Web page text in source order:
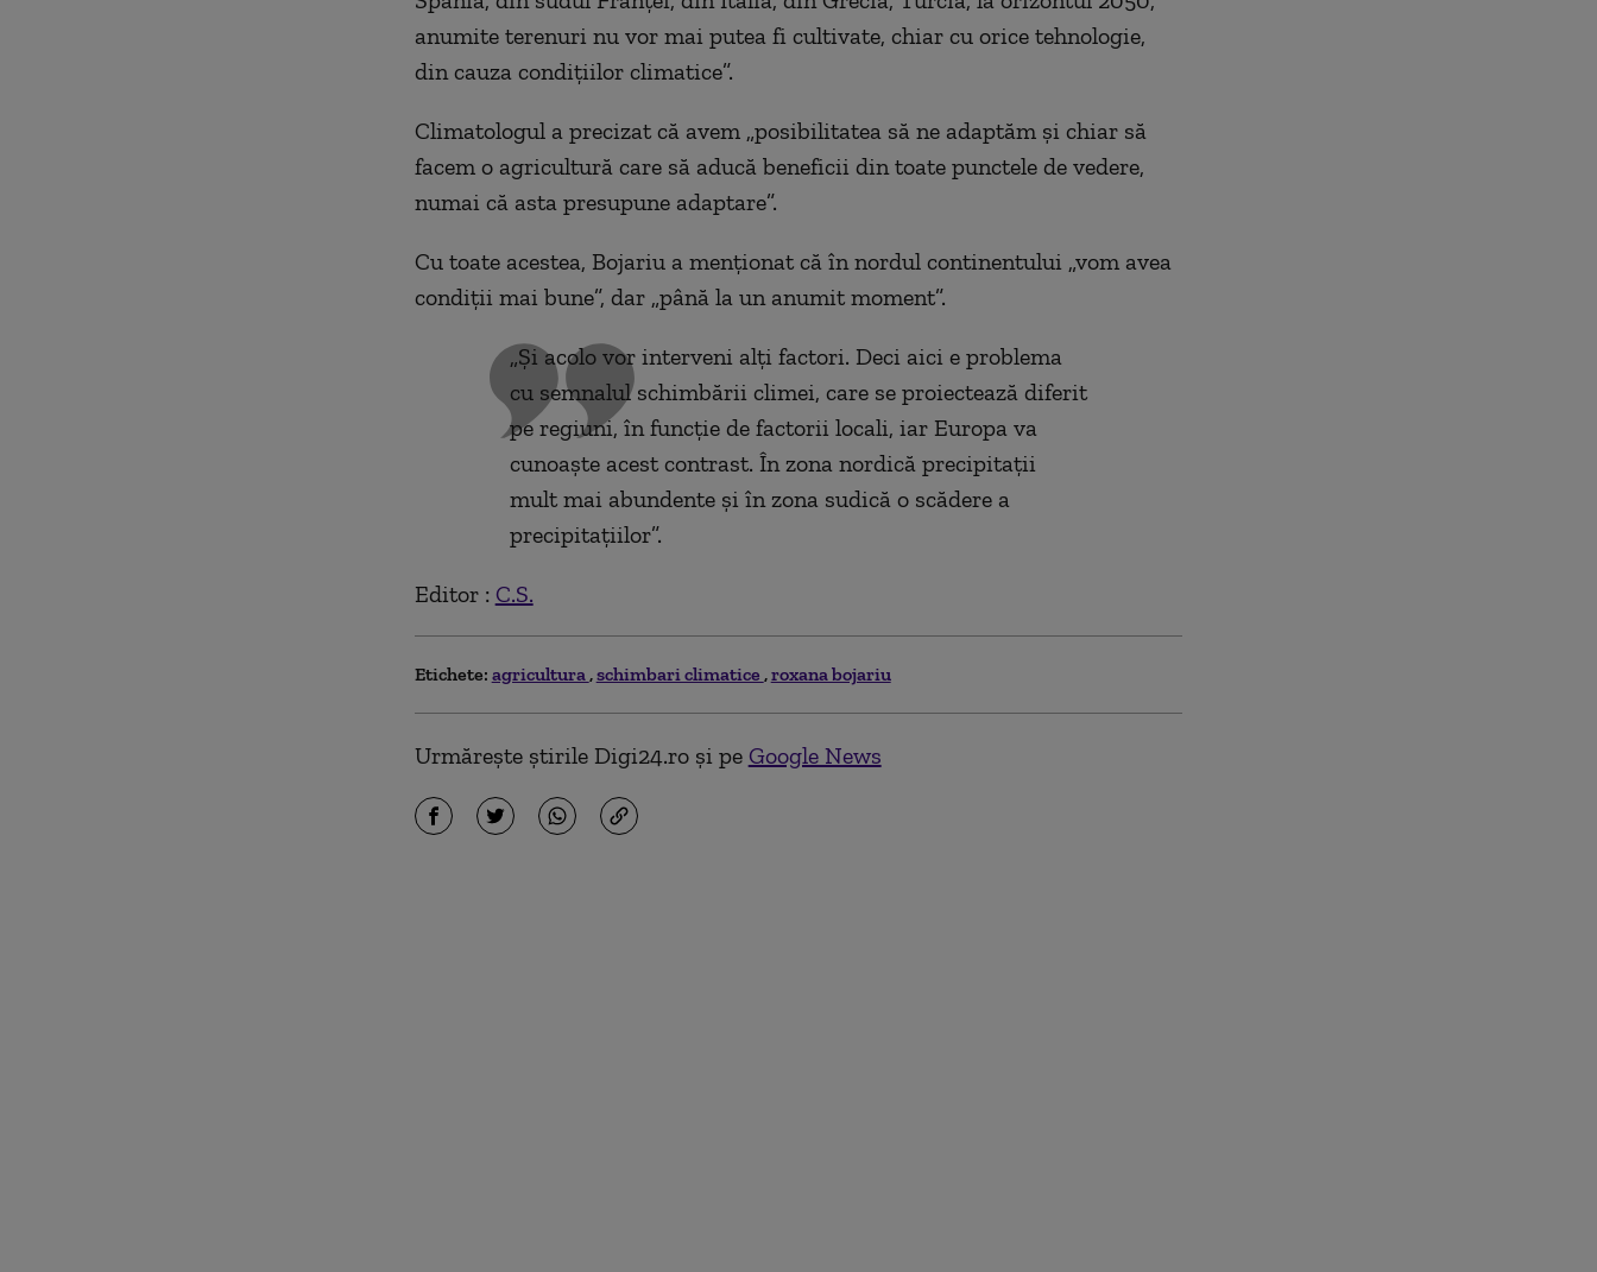
anumite terenuri nu vor mai putea fi cultivate, chiar cu orice tehnologie,
din cauza condițiilor climatice”.
Climatologul a precizat că avem „posibilitatea să ne adaptăm și chiar să
facem o agricultură care să aducă beneficii din toate punctele de vedere,
numai că asta presupune adaptare”.
Cu toate acestea, Bojariu a menționat că în nordul continentului „vom avea
condiții mai bune”, dar „până la un anumit moment”.
„Și acolo vor interveni alți factori. Deci aici e problema
cu semnalul schimbării climei, care se proiectează diferit
pe regiuni, în funcție de factorii locali, iar Europa va
cunoaște acest contrast. În zona nordică precipitații
mult mai abundente și în zona sudică o scădere a
precipitațiilor”.
Editor : C.S.
Etichete: agricultura schimbari climatice roxana bojariu
Urmărește știrile Digi24.ro și pe Google News